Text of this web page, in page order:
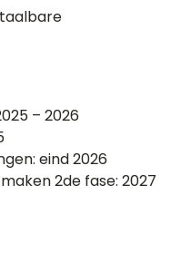
– 2026
eind 2026
2de fase: 2027